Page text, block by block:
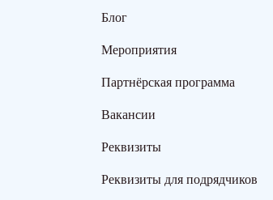
Блог
Мероприятия
Партнёрская программа
Вакансии
Реквизиты
Реквизиты для подрядчиков